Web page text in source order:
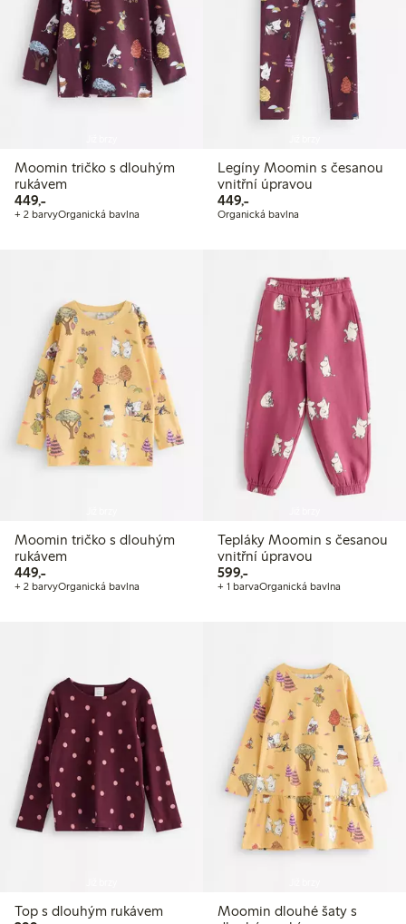
Moomin tričko s dlouhým
rukávem
449,-449,00 Kč
+ 2 barvyOrganická bavlna
Legíny Moomin s česanou
vnitřní úpravou
449,-449,00 Kč
Organická bavlna
Moomin tričko s dlouhým
rukávem
449,-449,00 Kč
+ 2 barvyOrganická bavlna
Tepláky Moomin s česanou
vnitřní úpravou
599,-599,00 Kč
+ 1 barvaOrganická bavlna
Top s dlouhým rukávem
Moomin dlouhé šaty s